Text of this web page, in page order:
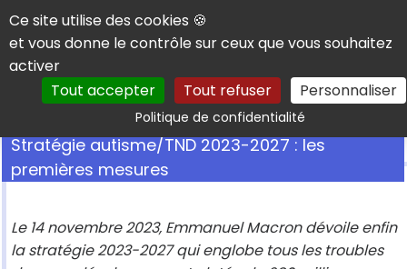
Panneau de gestion des cookies
Ce site utilise des cookies 🍪
et vous donne le contrôle sur ceux que vous souhaitez
activer
Tout accepter
Tout refuser Personnaliser
Politique de confidentialitéRechercher
Stratégie autisme/TND 2023-2027 : les
premières mesures
Le 14 novembre 2023, Emmanuel Macron dévoile enfin
la stratégie 2023-2027 qui englobe tous les troubles